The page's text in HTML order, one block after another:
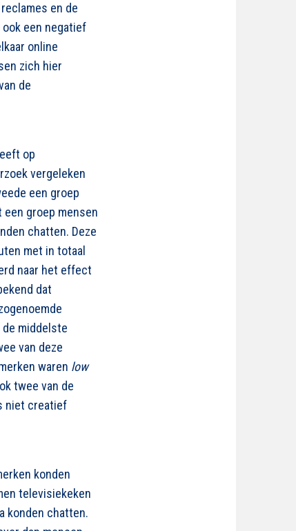
en de
een negatief
online
zich hier
de
op
vergeleken
een groep
groep mensen
chatten. Deze
met in totaal
naar het effect
dat
middelste
van deze
waren low
twee van de
niet creatief
konden
televisiekeken
konden chatten.